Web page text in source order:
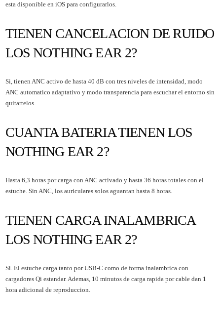
esta disponible en iOS para configurarlos.
TIENEN CANCELACION DE RUIDO
LOS NOTHING EAR 2?
Si, tienen ANC activo de hasta 40 dB con tres niveles de intensidad, modo
ANC automatico adaptativo y modo transparencia para escuchar el entorno sin
quitartelos.
CUANTA BATERIA TIENEN LOS
NOTHING EAR 2?
Hasta 6,3 horas por carga con ANC activado y hasta 36 horas totales con el
estuche. Sin ANC, los auriculares solos aguantan hasta 8 horas.
TIENEN CARGA INALAMBRICA
LOS NOTHING EAR 2?
Si. El estuche carga tanto por USB-C como de forma inalambrica con
cargadores Qi estandar. Ademas, 10 minutos de carga rapida por cable dan 1
hora adicional de reproduccion.